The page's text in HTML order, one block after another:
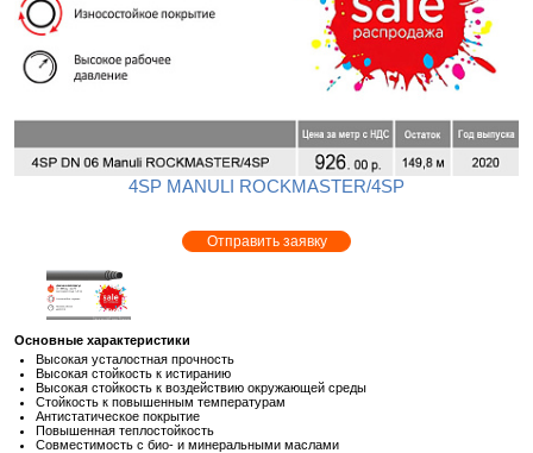
4SP MANULI ROCKMASTER/4SP
Отправить заявку
Ос­нов­ные ха­рак­те­ри­сти­ки
Вы­со­кая уста­лост­ная проч­ность
Вы­со­кая стой­кость к ис­ти­ра­нию
Вы­со­кая стой­кость к воз­дей­ствию окру­жа­ю­щей среды
Стой­кость к по­вы­шен­ным тем­пе­ра­ту­рам
Ан­ти­ста­ти­че­ское по­кры­тие
По­вы­шен­ная теп­ло­стой­кость
Сов­ме­сти­мость с био- и ми­не­раль­ны­ми мас­ла­ми